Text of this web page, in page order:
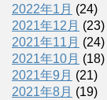
2022年1月 (24)
2021年12月 (23)
2021年11月 (24)
2021年10月 (18)
2021年9月 (21)
2021年8月 (19)